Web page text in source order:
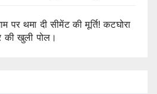
पर थमा दी सीमेंट की मूर्ति! कटघोरा
की खुली पोल।